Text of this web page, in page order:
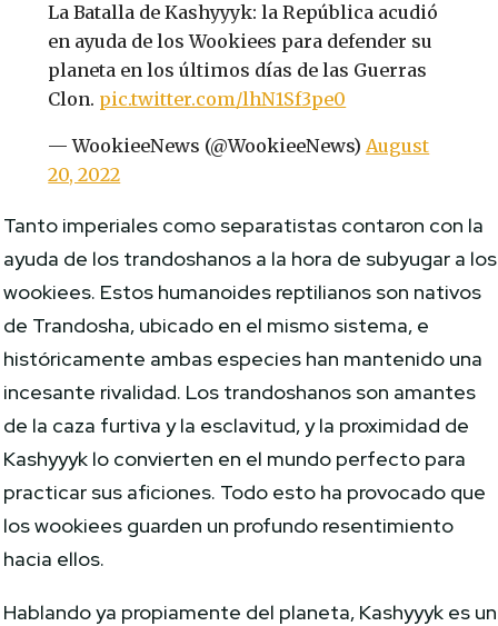
La Batalla de Kashyyyk: la República acudió
en ayuda de los Wookiees para defender su
planeta en los últimos días de las Guerras
Clon. pic.twitter.com/lhN1Sf3pe0
— WookieeNews (@WookieeNews)August
20, 2022
Tanto imperiales como separatistas contaron con la
ayuda de los trandoshanos a la hora de subyugar a los
wookiees. Estos humanoides reptilianos son nativos
de Trandosha, ubicado en el mismo sistema, e
históricamente ambas especies han mantenido una
incesante rivalidad. Los trandoshanos son amantes
de la caza furtiva y la esclavitud, y la proximidad de
Kashyyyk lo convierten en el mundo perfecto para
practicar sus aficiones. Todo esto ha provocado que
los wookiees guarden un profundo resentimiento
hacia ellos.
Hablando ya propiamente del planeta, Kashyyyk es un